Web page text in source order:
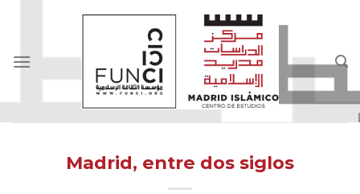
Madrid, entre dos siglos